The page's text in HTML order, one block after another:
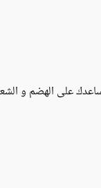
على الهضم و